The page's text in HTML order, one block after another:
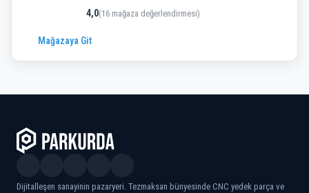
4,0(16 mağaza değerlendirmesi)
Mağazaya Git
Dijitalleşen sanayinin pazaryeri. Tezmaksan bünyesinde CNC yedek parça ve